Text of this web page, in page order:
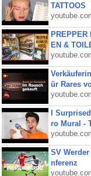
TATTOOS
PREPPER
EN &
ür Rares
I
ro Mural -
SV
nferenz